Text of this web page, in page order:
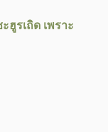
รเถิด เพราะ